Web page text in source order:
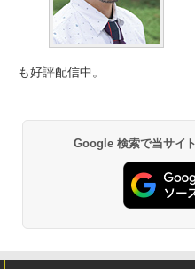
も好評配信中。
Google 検索で当サイ